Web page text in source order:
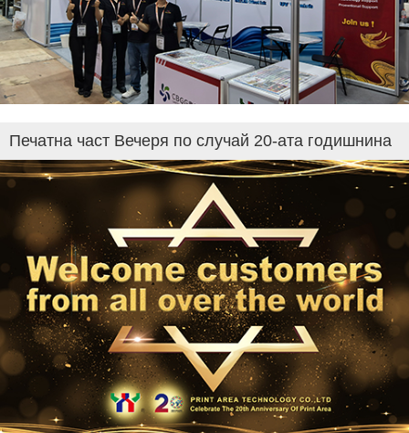
Печатна част Вечеря по случай 20-ата годишнина